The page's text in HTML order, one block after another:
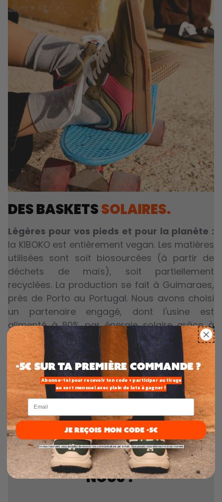
DES BASKETSSOLAIRES.
Légères pour vos pieds et pour la planète :
la KIBOKO est entièrement vegan. Les matières
utilisées sont soit biosourcées (à partir de
déchets de maïs), soit partiellement
recyclées. La production se fait à Guimaraes,
près de Porto au Portugal. Nous avons choisi
un partenaire engagé, dont l'usine est
alimenté à 80% par énergie solaire grâce à
des panneaux posés sur le toit. Une paire de
KIBOKO émet en moyenne 6kg de CO2, soit 3x
moins que la moyenne des baskets.
NOS CLIENTS PARLENT DE
NOUS !
-5€ SUR TA PREMIÈRE commande ?
Abonne-toi pour recevoir ton code + participer au tirage
au sort mensuel avec plein de lots à gagner !
Email
JE REÇOIS MON CODE -5€
En vous inscrivant, vous acceptez de recevoir nos communications par e-mail. Vous pouvez vous désinscrire à tout moment.